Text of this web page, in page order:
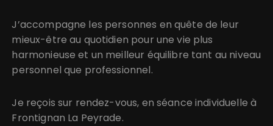
J’accompagne les personnes en quête de leur
mieux-être au quotidien pour une vie plus
harmonieuse et un meilleur équilibre tant au niveau
personnel que professionnel.
Je reçois sur rendez-vous, en séance individuelle à
Frontignan La Peyrade.